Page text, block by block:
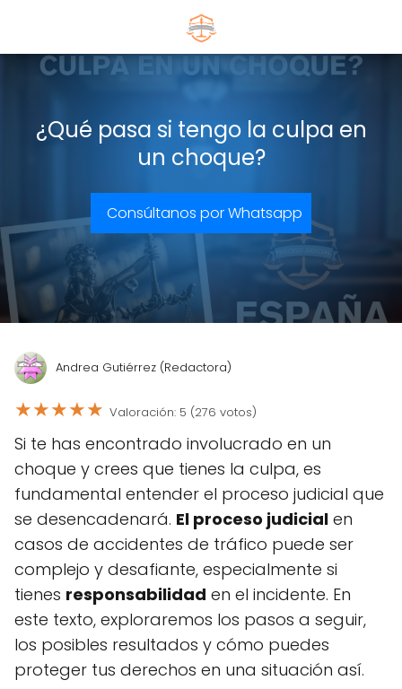
¿Qué pasa si tengo la culpa en
un choque?
Consúltanos por Whatsapp
Andrea Gutiérrez (Redactora)
★★★★★ Valoración: 5 (276 votos)
Si te has encontrado involucrado en un
choque y crees que tienes la culpa, es
fundamental entender el proceso judicial que
se desencadenará. El proceso judicial en
casos de accidentes de tráfico puede ser
complejo y desafiante, especialmente si
tienes responsabilidad en el incidente. En
este texto, exploraremos los pasos a seguir,
los posibles resultados y cómo puedes
proteger tus derechos en una situación así.